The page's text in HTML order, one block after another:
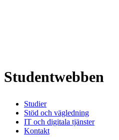
Studentwebben
Studier
Stöd och vägledning
IT och digitala tjänster
Kontakt